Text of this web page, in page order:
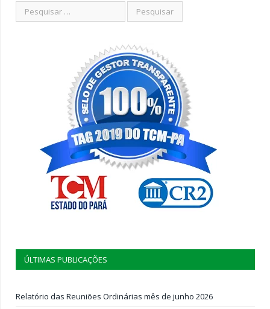
ÚLTIMAS PUBLICAÇÕES
Relatório das Reuniões Ordinárias mês de junho 2026